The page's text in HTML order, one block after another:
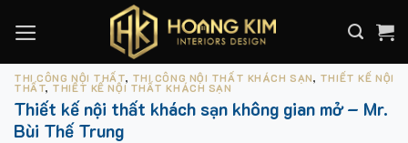
THI CÔNG NỘI THẤT, THI CÔNG NỘI THẤT KHÁCH SẠN, THIẾT KẾ NỘI
THẤT, THIẾT KẾ NỘI THẤT KHÁCH SẠN
Thiết kế nội thất khách sạn không gian mở – Mr.
Bùi Thế Trung